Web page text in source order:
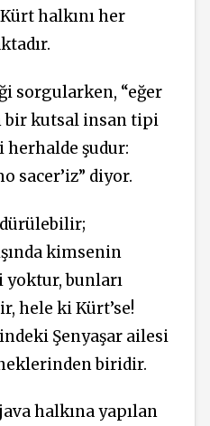
halkını her
sorgularken, “eğer
bir kutsal insan tipi
herhalde şudur:
sacer’iz” diyor.
kimsenin
yoktur, bunları
hele ki Kürt’se!
Şenyaşar ailesi
biridir.
halkına yapılan